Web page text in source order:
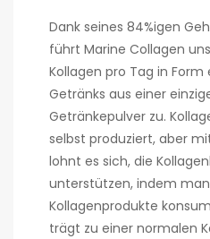
Dank seines 84%igen
führt Marine Collagen
Kollagen pro Tag in
Getränks aus einer
Getränkepulver zu.
selbst produziert, aber
lohnt es sich, die
unterstützen, indem
Kollagenprodukte
trägt zu einer normalen